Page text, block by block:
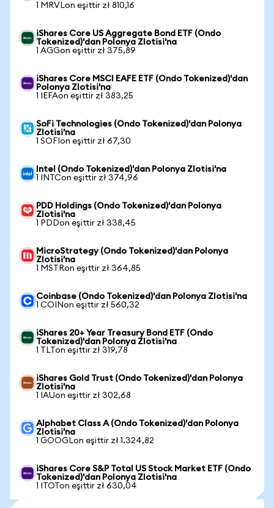
1 MRVLon eşittir zł 810,16
iShares Core US Aggregate Bond ETF (Ondo
Tokenized)'dan Polonya Zlotisi'na
1 AGGon eşittir zł 375,89
iShares Core MSCI EAFE ETF (Ondo Tokenized)'dan
Polonya Zlotisi'na
1 IEFAon eşittir zł 383,25
SoFi Technologies (Ondo Tokenized)'dan Polonya
Zlotisi'na
1 SOFIon eşittir zł 67,30
Intel (Ondo Tokenized)'dan Polonya Zlotisi'na
1 INTCon eşittir zł 374,96
PDD Holdings (Ondo Tokenized)'dan Polonya
Zlotisi'na
1 PDDon eşittir zł 338,45
MicroStrategy (Ondo Tokenized)'dan Polonya
Zlotisi'na
1 MSTRon eşittir zł 364,85
Coinbase (Ondo Tokenized)'dan Polonya Zlotisi'na
1 COINon eşittir zł 560,32
iShares 20+ Year Treasury Bond ETF (Ondo
Tokenized)'dan Polonya Zlotisi'na
1 TLTon eşittir zł 319,78
iShares Gold Trust (Ondo Tokenized)'dan Polonya
Zlotisi'na
1 IAUon eşittir zł 302,68
Alphabet Class A (Ondo Tokenized)'dan Polonya
Zlotisi'na
1 GOOGLon eşittir zł 1.324,82
iShares Core S&P Total US Stock Market ETF (Ondo
Tokenized)'dan Polonya Zlotisi'na
1 ITOTon eşittir zł 630,04